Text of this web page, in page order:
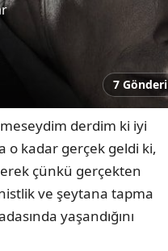
7 Gönderi
derdim ki iyi
o kadar gerçek geldi ki,
çünkü gerçekten
ve şeytana tapma
yaşandığını